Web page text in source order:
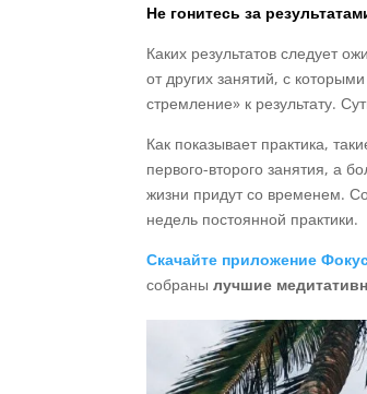
Не гонитесь за
Каких результатов следует
от других занятий, с
стремление» к результату.
Как показывает практика,
первого-второго занятия, а
жизни придут со временем.
недель постоянной практики.
Скачайте приложение
собраны лучшие